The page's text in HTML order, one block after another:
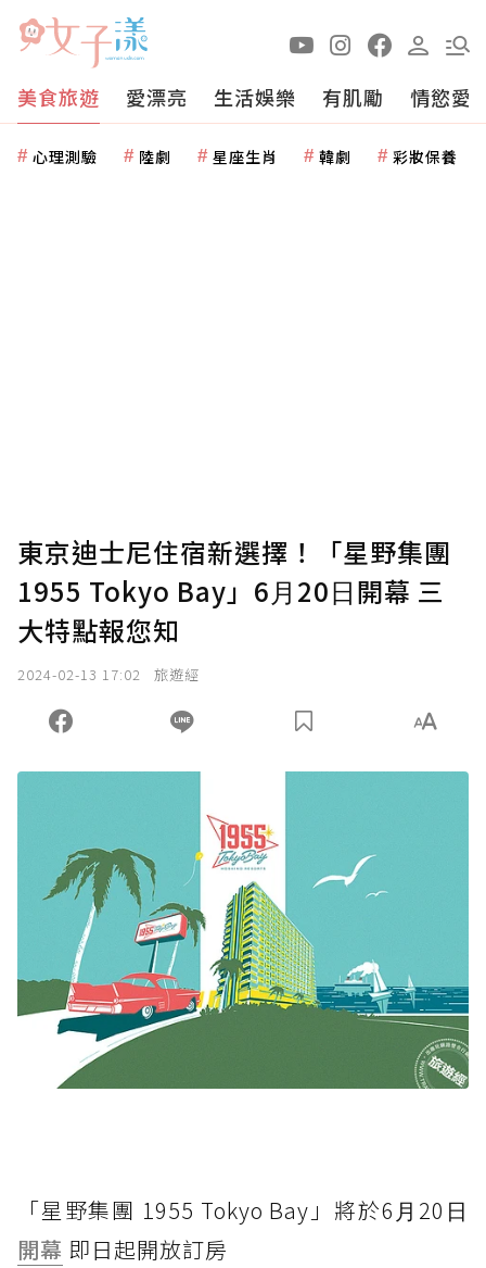
美食旅遊 愛漂亮 生活娛樂 有肌勵 情慾愛
心理測驗 陸劇 星座生肖 韓劇 彩妝保養
東京迪士尼住宿新選擇！「星野集團
1955 Tokyo Bay」6⽉20⽇開幕 三
大特點報您知
2024-02-13 17:02 旅遊經
「星野集團 1955 Tokyo Bay」將於6⽉20⽇
開幕 即日起開放訂房